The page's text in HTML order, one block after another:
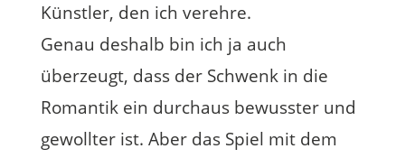
Künstler, den ich verehre.
Genau deshalb bin ich ja auch
überzeugt, dass der Schwenk in die
Romantik ein durchaus bewusster und
gewollter ist. Aber das Spiel mit dem